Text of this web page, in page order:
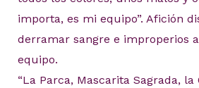
importa, es mi equipo”. Afición
derramar sangre e improperios
equipo.
“La Parca, Mascarita Sagrada,